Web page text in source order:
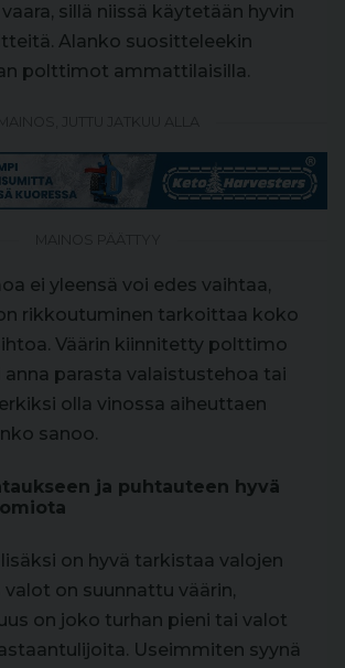
sillä niissä käytetään hyvin
Alanko suositteleekin
polttimot ammattilaisilla.
ei yleensä voi edes vaihtaa,
rikkoutuminen tarkoittaa koko
Väärin kiinnitetty polttimo
anna parasta valaistustehoa tai
olla vinossa aiheuttaen
sanoo.
ja puhtauteen hyvä
on hyvä tarkistaa valojen
valot on suunnattu väärin,
on joko turhan pieni tai valot
Useimmiten syynä